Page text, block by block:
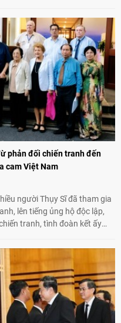
nghị, mở rộng hợp tác thiết
tác chiến lược Việt Nam -
phản đối chiến tranh đến
cam Việt Nam
người Thụy Sĩ đã tham gia
lên tiếng ủng hộ độc lập,
tranh, tình đoàn kết ấy
chịu hậu quả chiến tranh,
độc da cam/dioxin.